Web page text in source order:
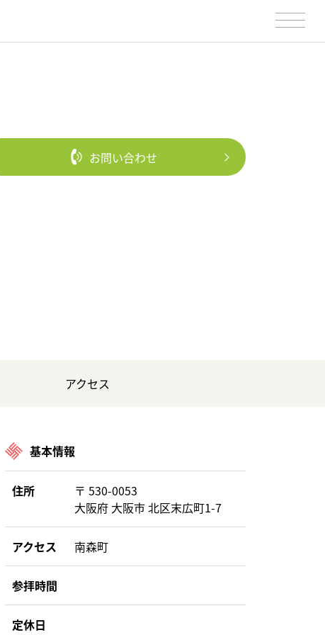
お問い合わせ
アクセス
基本情報
住所
〒 530-0053
大阪府 大阪市 北区末広町1-7
アクセス 南森町
参拝時間
定休日